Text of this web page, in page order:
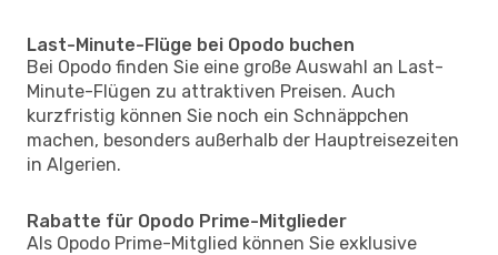
Last-Minute-Flüge bei Opodo buchen
Bei Opodo finden Sie eine große Auswahl an Last-
Minute-Flügen zu attraktiven Preisen. Auch
kurzfristig können Sie noch ein Schnäppchen
machen, besonders außerhalb der Hauptreisezeiten
in Algerien.
Rabatte für Opodo Prime-Mitglieder
Als Opodo Prime-Mitglied können Sie exklusive